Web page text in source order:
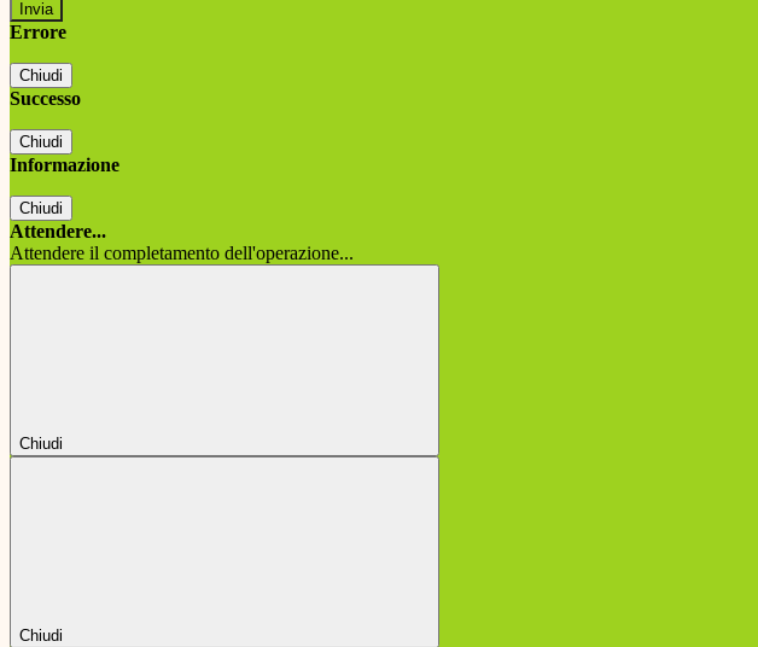
Errore
Chiudi
Successo
Chiudi
Informazione
Chiudi
Attendere...
Attendere il completamento dell'operazione...
Chiudi
Chiudi